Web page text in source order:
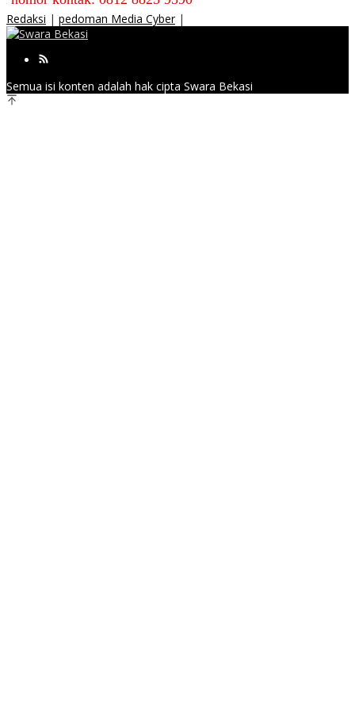
Redaksi | pedoman Media Cyber|
Semua isi konten adalah hak cipta Swara Bekasi